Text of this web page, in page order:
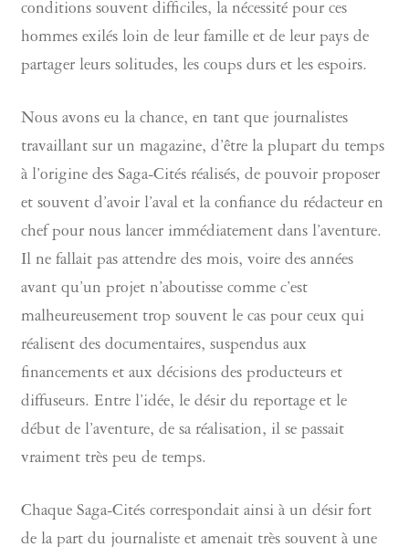
conditions souvent difficiles, la nécessité pour ces
hommes exilés loin de leur famille et de leur pays de
partager leurs solitudes, les coups durs et les espoirs.
Nous avons eu la chance, en tant que journalistes
travaillant sur un magazine, d’être la plupart du temps
à l’origine des Saga-Cités réalisés, de pouvoir proposer
et souvent d’avoir l’aval et la confiance du rédacteur en
chef pour nous lancer immédiatement dans l’aventure.
Il ne fallait pas attendre des mois, voire des années
avant qu’un projet n’aboutisse comme c’est
malheureusement trop souvent le cas pour ceux qui
réalisent des documentaires, suspendus aux
financements et aux décisions des producteurs et
diffuseurs. Entre l’idée, le désir du reportage et le
début de l’aventure, de sa réalisation, il se passait
vraiment très peu de temps.
Chaque Saga-Cités correspondait ainsi à un désir fort
de la part du journaliste et amenait très souvent à une